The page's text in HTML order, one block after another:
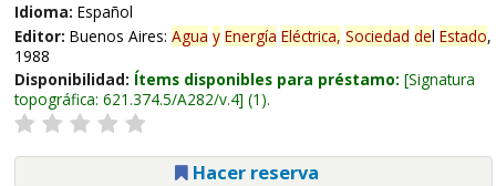
Idioma: Español
Editor: Buenos Aires: Agua y Energía Eléctrica, Sociedad del Estado,
1988
Disponibilidad: Ítems disponibles para préstamo: Signatura
topográfica: 621.374.5/A282/v.4 (1).
Hacer reserva